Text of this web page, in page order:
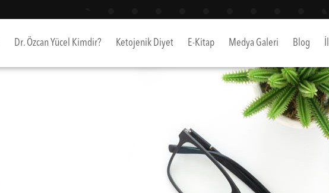
Dr. Özcan Yücel Kimdir? Ketojenik Diyet E-Kitap Medya Galeri Blog